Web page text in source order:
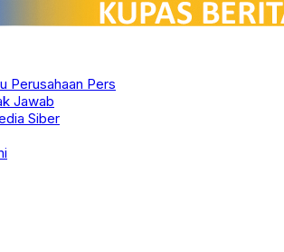
Perusahaan Pers
Jawab
Siber